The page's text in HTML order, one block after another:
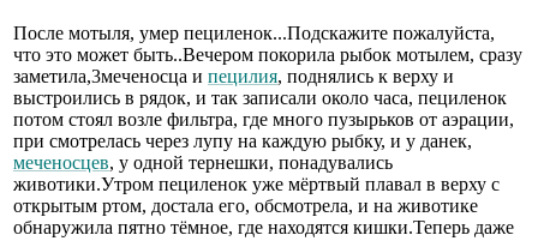
После мотыля, умер пециленок...Подскажите пожалуйста,
что это может быть..Вечером покорила рыбок мотылем, сразу
заметила,3меченосца и пецилия, поднялись к верху и
выстроились в рядок, и так записали около часа, пециленок
потом стоял возле фильтра, где много пузырьков от аэрации,
при смотрелась через лупу на каждую рыбку, и у данек,
меченосцев, у одной тернешки, понадувались
животики.Утром пециленок уже мёртвый плавал в верху с
открытым ртом, достала его, обсмотрела, и на животике
обнаружила пятно тёмное, где находятся кишки.Теперь даже